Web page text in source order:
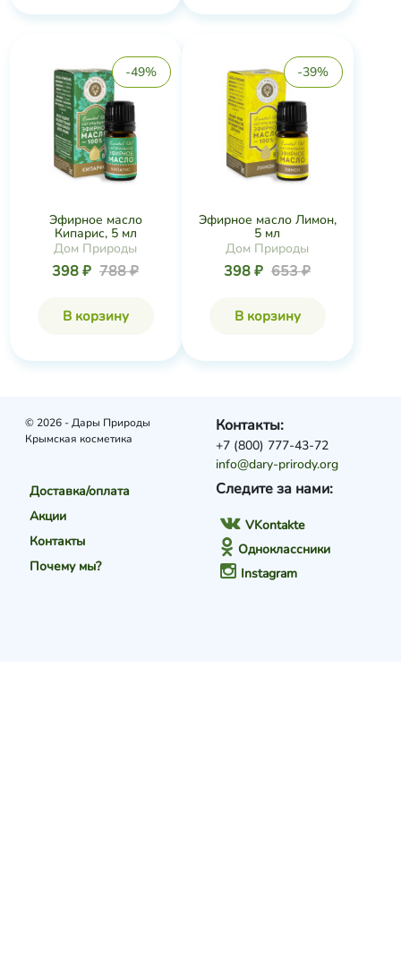
-49%
Эфирное масло
Кипарис, 5 мл
Дом Природы
398 ₽ 788 ₽
В корзину
-39%
Эфирное масло Лимон,
5 мл
Дом Природы
398 ₽ 653 ₽
В корзину
© 2026 - Дары Природы
Крымская косметика
Доставка/оплата
Акции
Контакты
Почему мы?
Следите за нами:
VKontakte
Одноклассники
Instagram
Контакты:
+7 (800) 777-43-72
info@dary-prirody.org